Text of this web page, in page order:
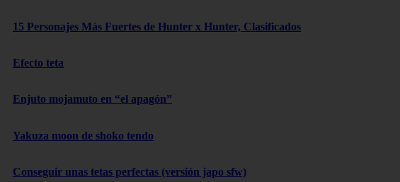
15 Personajes Más Fuertes de Hunter x Hunter, Clasificados
Efecto teta
Enjuto mojamuto en “el apagón”
Yakuza moon de shoko tendo
Conseguir unas tetas perfectas (versión japo sfw)